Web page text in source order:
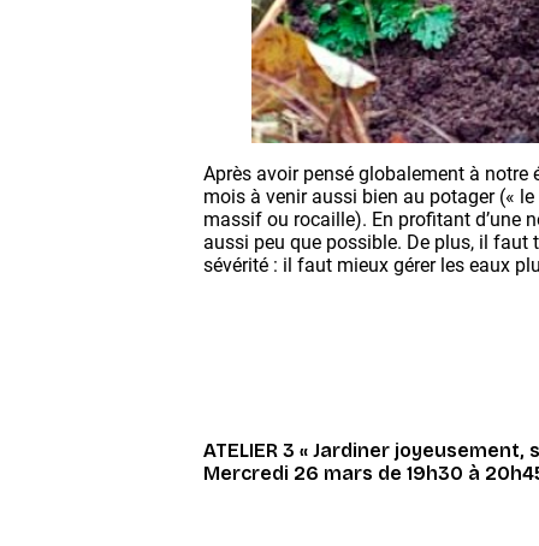
Après avoir pensé globalement à
mois à venir aussi bien au potager («
massif ou rocaille). En profitant d’une
aussi peu que possible. De plus, il faut
sévérité : il faut mieux gérer les eaux
ATELIER 3 « Jardiner
Mercredi 26 mars de 19h30 à